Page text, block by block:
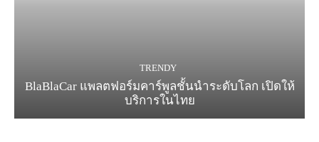
TRENDY
BlaBlaCar แพลตฟอร์มคาร์พูลชั้นนำระดับโลก เปิดให้
บริการในไทย